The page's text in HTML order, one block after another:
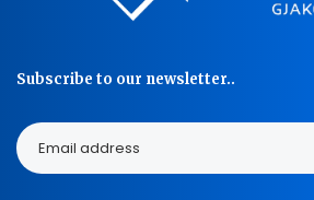
Subscribe to our newsletter..